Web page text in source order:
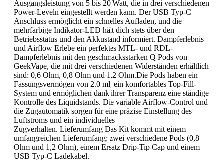
Ausgangsleistung von 5 bis 20 Watt, die in drei verschiedenen
Power-Leveln eingestellt werden kann. Der USB Typ-C
Anschluss ermöglicht ein schnelles Aufladen, und die
mehrfarbige Indikator-LED hält dich stets über den
Betriebsstatus und den Akkustand informiert. Dampferlebnis
und Airflow Erlebe ein perfektes MTL- und RDL-
Dampferlebnis mit den geschmacksstarken Q Pods von
GeekVape, die mit drei verschiedenen Widerständen erhältlich
sind: 0,6 Ohm, 0,8 Ohm und 1,2 Ohm.Die Pods haben ein
Fassungsvermögen von 2.0 ml, ein komfortables Top-Fill-
System und ermöglichen dank ihrer Transparenz eine ständige
Kontrolle des Liquidstands. Die variable Airflow-Control und
die Zugautomatik sorgen für eine präzise Einstellung des
Luftstroms und ein individuelles
Zugverhalten. Lieferumfang Das Kit kommt mit einem
umfangreichen Lieferumfang: zwei verschiedene Pods (0,8
Ohm und 1,2 Ohm), einem Ersatz Drip-Tip Cap und einem
USB Typ-C Ladekabel.